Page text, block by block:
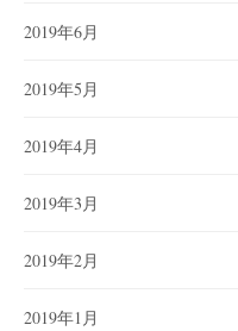
2019年6月
2019年5月
2019年4月
2019年3月
2019年2月
2019年1月